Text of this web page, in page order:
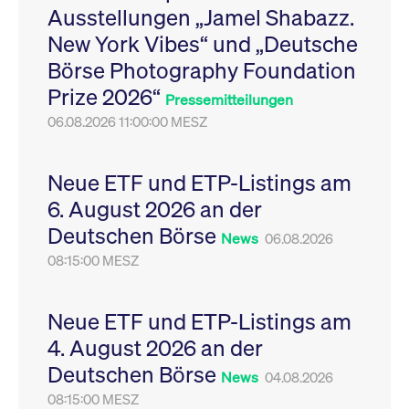
Ausstellungen „Jamel Shabazz.
New York Vibes“ und „Deutsche
Börse Photography Foundation
Prize 2026“ Pressemitteilungen
06.08.2026 11:00:00 MESZ
Neue ETF und ETP-Listings am
6. August 2026 an der
Deutschen Börse News 06.08.2026
08:15:00 MESZ
Neue ETF und ETP-Listings am
4. August 2026 an der
Deutschen Börse News 04.08.2026
08:15:00 MESZ
Leistung der Website
zu messen. Es handelt
sich um ein Muster-
Cookie, bei dem auf
das Präfix _pk_ses
eine kurze Reihe von
VISITOR_PRIVACY_METADATA
YouTube
.youtube.com
6
Monate
Dieses Cookie dient
Speicherung der
Einwilligungs- und
des Nutzers für ihre
Interaktion mit der
Sitzungen geehrt